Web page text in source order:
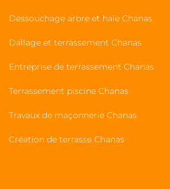
Dessouchage arbre et haie Chanas
Dallage et terrassement Chanas
Entreprise de terrassement Chanas
Terrassement piscine Chanas
Travaux de maçonnerie Chanas
Création de terrasse Chanas